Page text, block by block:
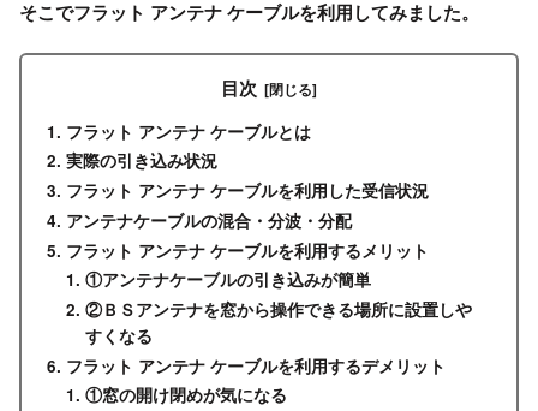
そこでフラット アンテナ ケーブルを利用してみました。
目次
フラット アンテナ ケーブルとは
実際の引き込み状況
フラット アンテナ ケーブルを利用した受信状況
アンテナケーブルの混合・分波・分配
フラット アンテナ ケーブルを利用するメリット
①アンテナケーブルの引き込みが簡単
②ＢＳアンテナを窓から操作できる場所に設置しや
すくなる
フラット アンテナ ケーブルを利用するデメリット
①窓の開け閉めが気になる